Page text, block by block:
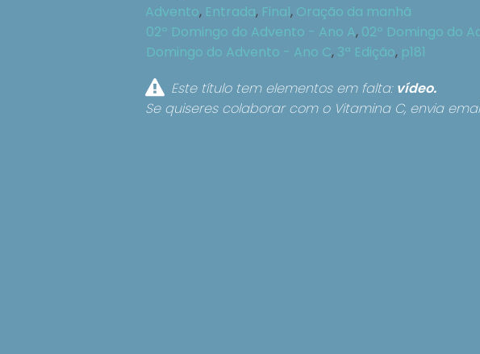
Advento, Entrada, Final, Oração da manhã
02º Domingo do Advento - Ano A, 02º Domingo do
Domingo do Advento - Ano C, 3ª Edição, p181
Este título tem elementos em falta: vídeo.
Se quiseres colaborar com o Vitamina C, envia